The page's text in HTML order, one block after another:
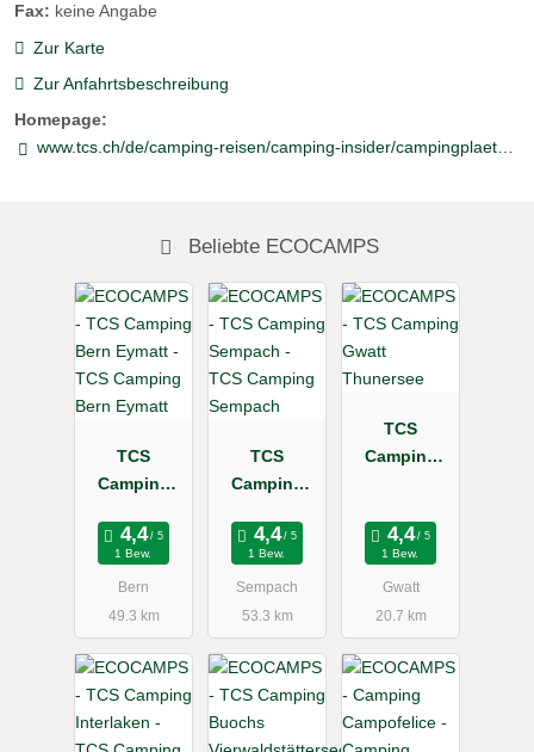
Fax: keine Angabe
Zur Karte
Zur Anfahrtsbeschreibung
Homepage:
www.tcs.ch/de/camping-reisen/camping-insider/campingplaetze/tcs-campingplaetze/campingplatz-boenigen-interlaken.php
Beliebte ECOCAMPS
TCS
Camping
1 Bew.
Bern
49.3 km
TCS
Camping
1 Bew.
Sempach
53.3 km
TCS
Camping
1 Bew.
Gwatt
20.7 km